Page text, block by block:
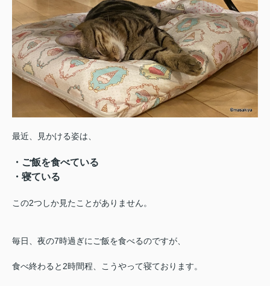
最近、見かける姿は、
・ご飯を食べている
・寝ている
この2つしか見たことがありません。
毎日、夜の7時過ぎにご飯を食べるのですが、
食べ終わると2時間程、こうやって寝ております。